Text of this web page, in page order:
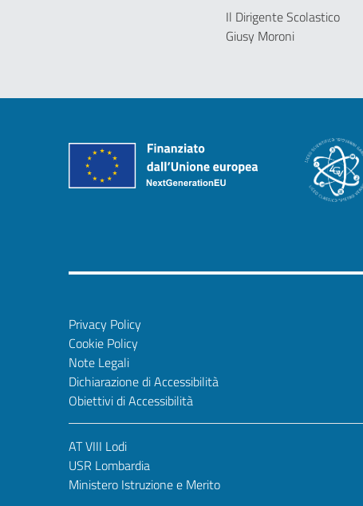
Il Dirigente Scolastico
Giusy Moroni
Privacy Policy
Cookie Policy
Note Legali
Dichiarazione di Accessibilità
Obiettivi di Accessibilità
AT VIII Lodi
USR Lombardia
Ministero Istruzione e Merito